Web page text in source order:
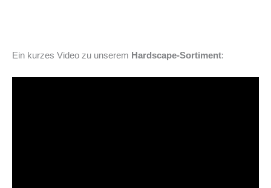
Ein kurzes Video zu unserem Hardscape-Sortiment: